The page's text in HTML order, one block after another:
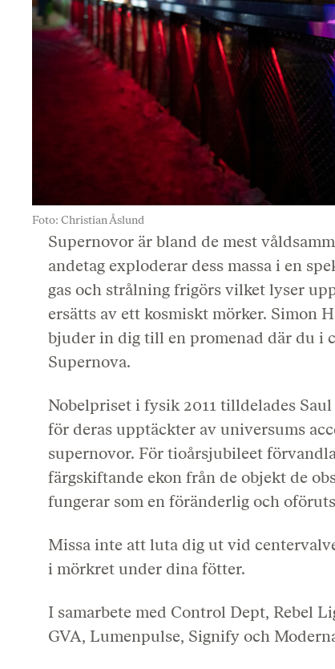
Foto: Christian Åslund
Supernovor är bland de mest
andetag exploderar dess massa i en
gas och strålning frigörs vilket lyser
ersätts av ett kosmiskt mörker. Simon
bjuder in dig till en promenad där du i
Supernova.
Nobelpriset i fysik 2011 tilldelades
för deras upptäckter av universums
supernovor. För tioårsjubileet
färgskiftande ekon från de objekt de
fungerar som en föränderlig och
Missa inte att luta dig ut vid
i mörkret under dina fötter.
I samarbete med Control Dept, Rebel
GVA, Lumenpulse, Signify och